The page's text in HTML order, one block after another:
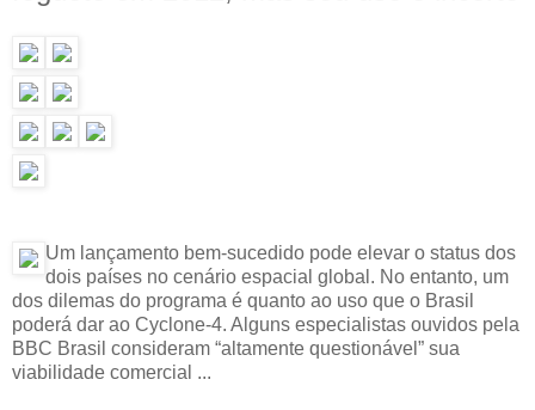
Um lançamento bem-sucedido pode elevar o status dos
dois países no cenário espacial global. No entanto, um
dos dilemas do programa é quanto ao uso que o Brasil
poderá dar ao Cyclone-4. Alguns especialistas ouvidos pela
BBC Brasil consideram “altamente questionável” sua
viabilidade comercial ...